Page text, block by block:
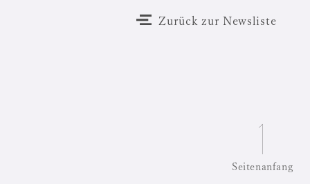
Zurück zur Newsliste
Seitenanfang